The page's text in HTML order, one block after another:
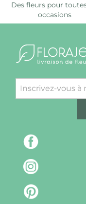
Des fleurs pour
occasions